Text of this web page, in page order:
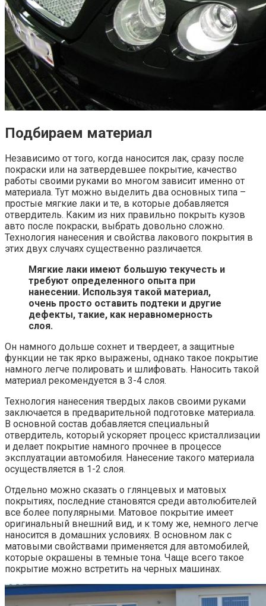
Подбираем материал
Независимо от того, когда наносится лак, сразу после
покраски или на затвердевшее покрытие, качество
работы своими руками во многом зависит именно от
материала. Тут можно выделить два основных типа –
простые мягкие лаки и те, в которые добавляется
отвердитель. Каким из них правильно покрыть кузов
авто после покраски, выбрать довольно сложно.
Технология нанесения и свойства лакового покрытия в
этих двух случаях существенно различается.
Мягкие лаки имеют большую текучесть и
требуют определенного опыта при
нанесении. Используя такой материал,
очень просто оставить подтеки и другие
дефекты, такие, как неравномерность
слоя.
Он намного дольше сохнет и твердеет, а защитные
функции не так ярко выражены, однако такое покрытие
намного легче полировать и шлифовать. Наносить такой
материал рекомендуется в 3-4 слоя.
Технология нанесения твердых лаков своими руками
заключается в предварительной подготовке материала.
В основной состав добавляется специальный
отвердитель, который ускоряет процесс кристаллизации
и делает покрытие намного прочнее в процессе
эксплуатации автомобиля. Нанесение такого материала
осуществляется в 1-2 слоя.
Отдельно можно сказать о глянцевых и матовых
покрытиях, последние становятся среди автолюбителей
все более популярными. Матовое покрытие имеет
оригинальный внешний вид, и к тому же, немного легче
наносится в домашних условиях. В основном лак с
матовыми свойствами применяется для автомобилей,
которые окрашены в темные тона. Чаще всего такое
покрытие можно встретить на черных машинах.